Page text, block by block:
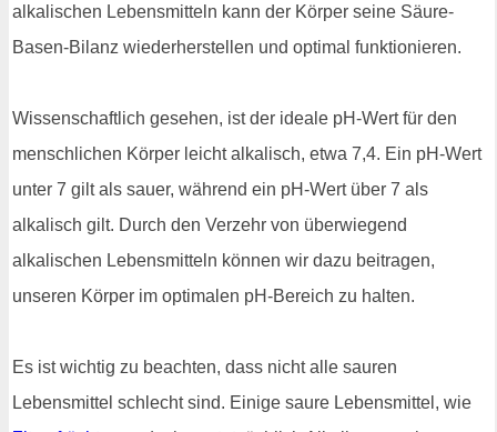
alkalischen Lebensmitteln kann der Körper seine Säure-
Basen-Bilanz wiederherstellen und optimal funktionieren.
Wissenschaftlich gesehen, ist der ideale pH-Wert für den
menschlichen Körper leicht alkalisch, etwa 7,4. Ein pH-Wert
unter 7 gilt als sauer, während ein pH-Wert über 7 als
alkalisch gilt. Durch den Verzehr von überwiegend
alkalischen Lebensmitteln können wir dazu beitragen,
unseren Körper im optimalen pH-Bereich zu halten.
Es ist wichtig zu beachten, dass nicht alle sauren
Lebensmittel schlecht sind. Einige saure Lebensmittel, wie